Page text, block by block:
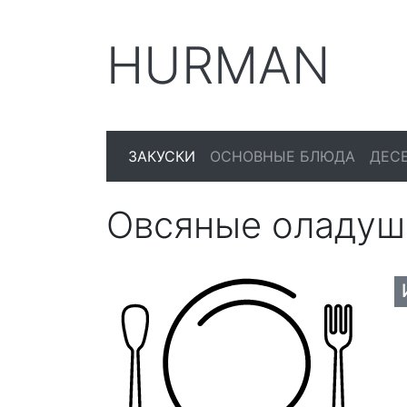
HURMAN
ЗАКУСКИ ОСНОВНЫЕ БЛЮДА
Овсяные